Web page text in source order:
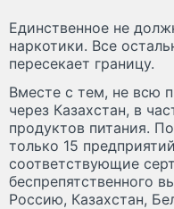
Единственное не
наркотики. Все
пересекает границу.
Вместе с тем, не всю
через Казахстан, в
продуктов питания.
только 15
соответствующие
беспрепятственного
Россию, Казахстан,